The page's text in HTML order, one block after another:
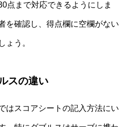
点まで対応できるようにしま
を確認し、得点欄に空欄がない
ょう。
スの違い
はスコアシートの記入方法にい